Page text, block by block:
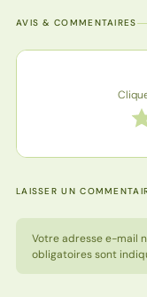
AVIS & COMMENTAIRES
Note de la
LAISSER UN
Votre adresse e-mail
obligatoires sont